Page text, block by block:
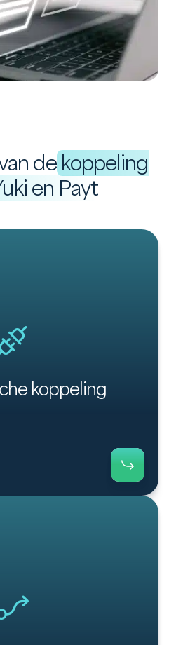
de koppeling
en Payt
koppeling
eenvoudige
klantspecifieke opvolging